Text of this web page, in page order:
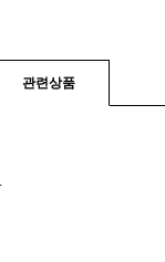
관련상품